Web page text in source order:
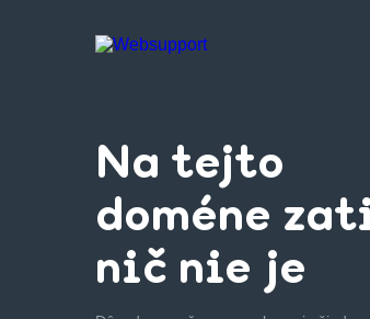
Na tejto
doméne
nič nie je